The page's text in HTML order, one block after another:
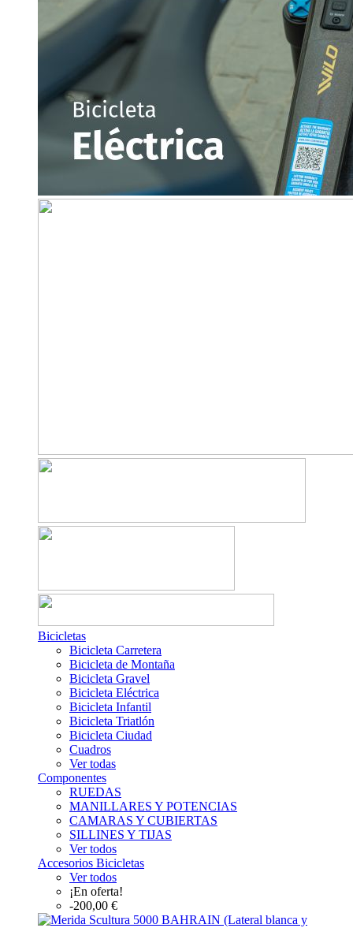
Bicicletas
Bicicleta Carretera
Bicicleta de Montaña
Bicicleta Gravel
Bicicleta Eléctrica
Bicicleta Infantil
Bicicleta Triatlón
Bicicleta Ciudad
Cuadros
Ver todas
Componentes
RUEDAS
MANILLARES Y POTENCIAS
CAMARAS Y CUBIERTAS
SILLINES Y TIJAS
Ver todos
Accesorios Bicicletas
Ver todos
¡En oferta!
-200,00 €